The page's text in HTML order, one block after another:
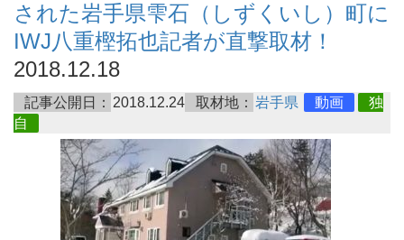
された岩手県雫石（しずくいし）町に
IWJ八重樫拓也記者が直撃取材！
2018.12.18
記事公開日： 2018.12.24 取材地： 岩手県 動画
独
自